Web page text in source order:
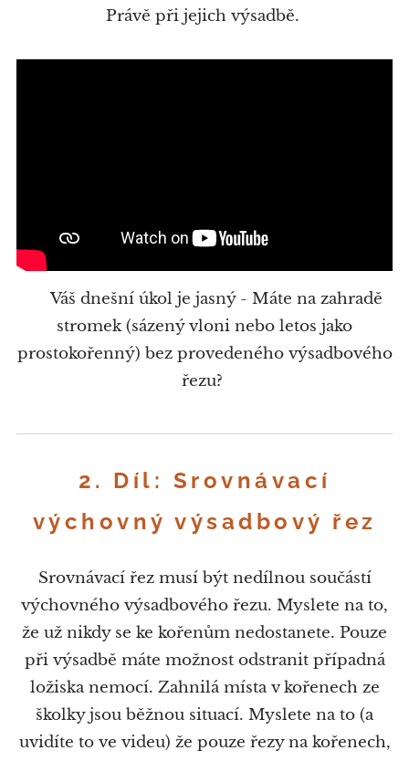
Právě při jejich výsadbě.
🧩 Váš dnešní úkol je jasný - Máte na zahradě
stromek (sázený vloni nebo letos jako
prostokořenný) bez provedeného výsadbového
řezu?
2. Díl: Srovnávací
výchovný výsadbový řez
Srovnávací řez musí být nedílnou součástí
výchovného výsadbového řezu. Myslete na to,
že už nikdy se ke kořenům nedostanete. Pouze
při výsadbě máte možnost odstranit případná
ložiska nemocí. Zahnilá místa v kořenech ze
školky jsou běžnou situací. Myslete na to (a
uvidíte to ve videu) že pouze řezy na kořenech,